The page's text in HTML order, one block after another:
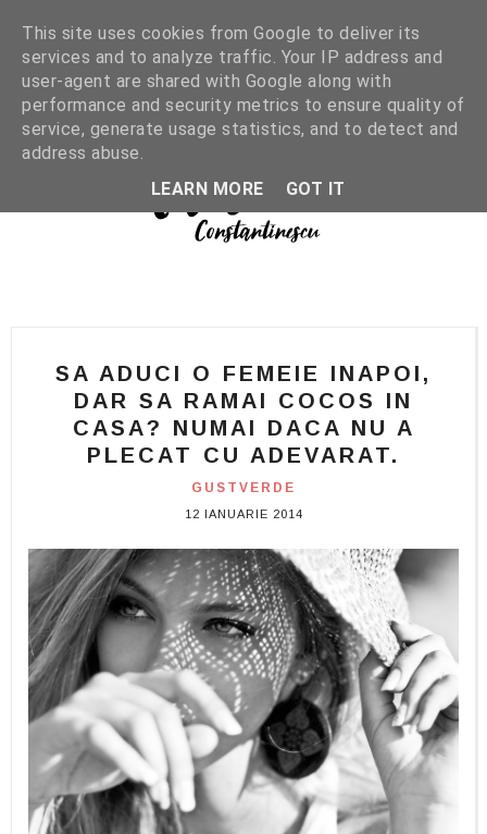
SA ADUCI O FEMEIE INAPOI,
DAR SA RAMAI COCOS IN
CASA? NUMAI DACA NU A
PLECAT CU ADEVARAT.
GUSTVERDE
12 IANUARIE 2014
This site uses cookies from Google to deliver its
services and to analyze traffic. Your IP address and
user-agent are shared with Google along with
performance and security metrics to ensure quality of
service, generate usage statistics, and to detect and
address abuse.
LEARN MORE
GOT IT